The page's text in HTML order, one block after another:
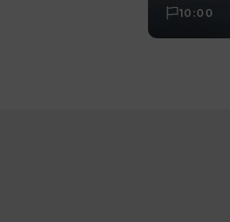
10:00